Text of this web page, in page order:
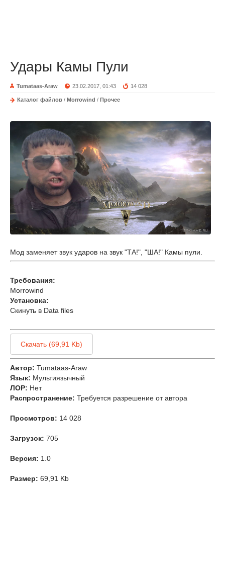
Удары Камы Пули
Tumataas-Araw 23.02.2017, 01:43 14 028
Каталог файлов / Morrowind / Прочее
Мод заменяет звук ударов на звук "ТА!", "ША!" Камы пули.
Требования:
Morrowind
Установка:
Скинуть в Data files
Скачать (69,91 Kb)
Автор: Tumataas-Araw
Язык: Мультиязычный
ЛОР: Нет
Распространение: Требуется разрешение от автора
Просмотров: 14 028
Загрузок: 705
Версия: 1.0
Размер: 69,91 Kb